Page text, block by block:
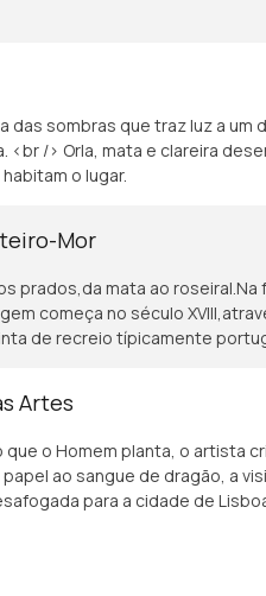
das sombras que traz luz a um
/> Orla, mata e clareira
o lugar.
Mor
prados,da mata ao roseiral.Na
começa no século
de recreio típicamente
Artes
que o Homem planta, o artista
ao sangue de dragão, a
desenho no jardim Com vista desafogada para a cidade de